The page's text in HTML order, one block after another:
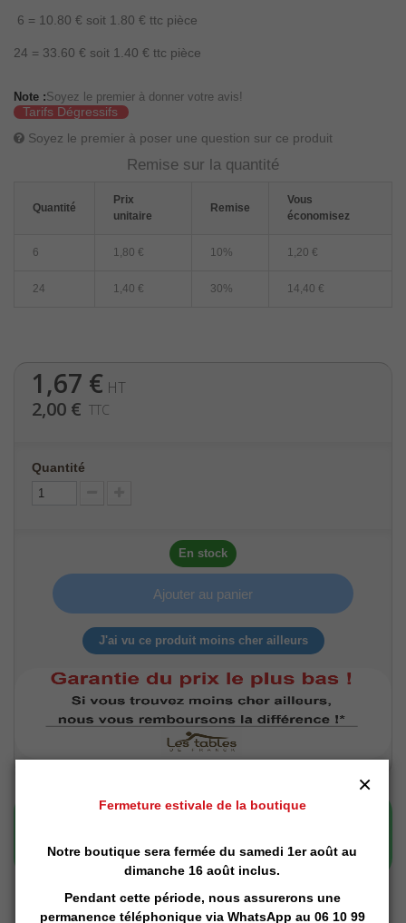
6 = 10.80 € soit 1.80 € ttc pièce
24 = 33.60 € soit 1.40 € ttc pièce
Note :Soyez le premier à donner votre avis!
Tarifs Dégressifs
Soyez le premier à poser une question sur ce produit
Remise sur la quantité
Quantité
Prix
unitaire
Remise
Vous
économisez
6 1,80 € 10% 1,20 €
24 1,40 € 30% 14,40 €
1,67 € HT
2,00 € TTC
Quantité
En stock
Ajouter au panier
J'ai vu ce produit moins cher ailleurs
Fermeture estivale de la boutique
Notre boutique sera fermée du samedi 1er août au
dimanche 16 août inclus.
Pendant cette période, nous assurerons une
permanence téléphonique via WhatsApp au 06 10 99
×